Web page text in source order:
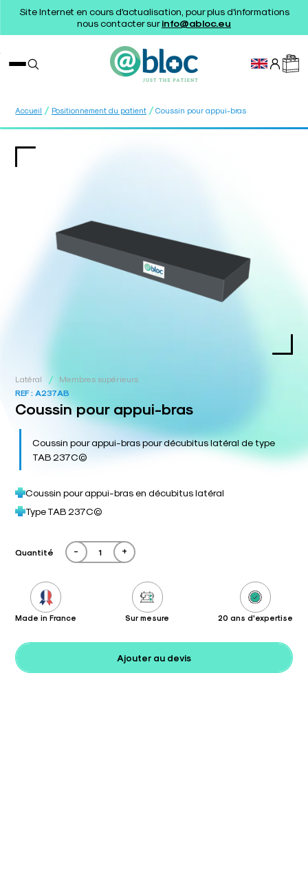
Site Internet en cours d'actualisation, pour plus d'informations
nous contacter surinfo@abloc.eu
Accueil / Positionnement du patient / Coussin pour appui-bras
Latéral /
Membres supérieurs
REF : A237AB
Coussin pour appui-bras
Coussin pour appui-bras pour décubitus latéral de type
TAB 237C©
Coussin pour appui-bras en décubitus latéral
Type TAB 237C©
Quantité - +
Made in France Sur mesure 20 ans d'expertise
Ajouter au devis